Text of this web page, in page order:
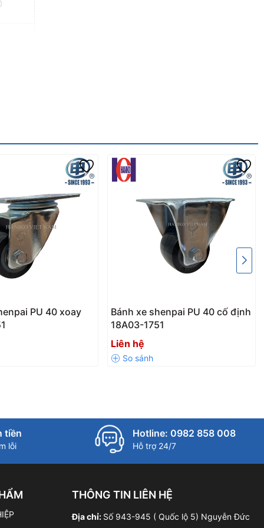
PU 40 xoay
Bánh xe shenpai PU 40 cố định
18A03-1751
Liên hệ
tiền
lỗi
Hotline: 0982 858 008
Hỗ trợ 24/7
THÔNG TIN LIÊN HỆ
Địa chỉ: Số 943-945 ( Quốc lộ 5) Nguyễn Đức